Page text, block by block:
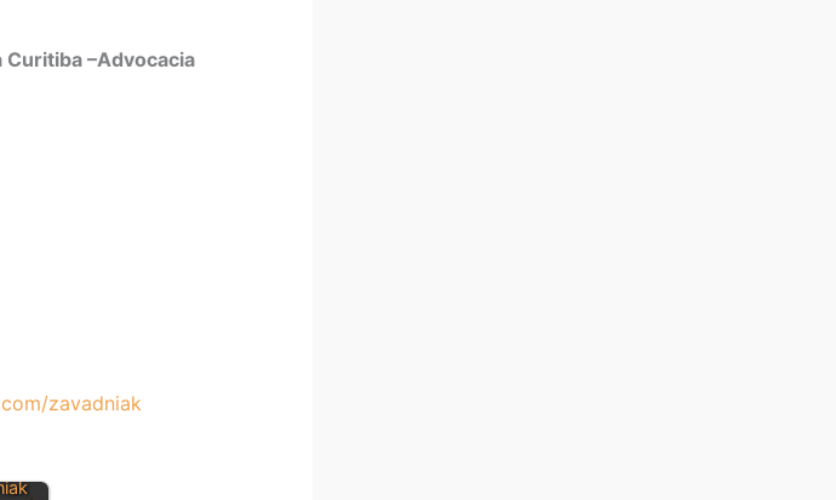
Curitiba –Advocacia
zavadniak